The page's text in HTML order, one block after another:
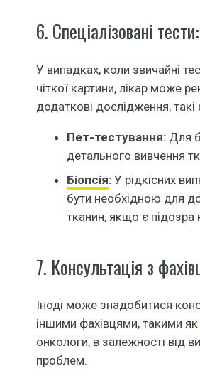
6. Спеціалізовані тести:
У випадках, коли звичайні
чіткої картини, лікар може
додаткові дослідження, такі
Пет-тестування:Для
детального вивчення
Біопсія:У рідкісних
бути необхідною для
тканин, якщо є підозра
7. Консультація з
Іноді може знадобитися
іншими фахівцями, такими як
онкологи, в залежності від
проблем.